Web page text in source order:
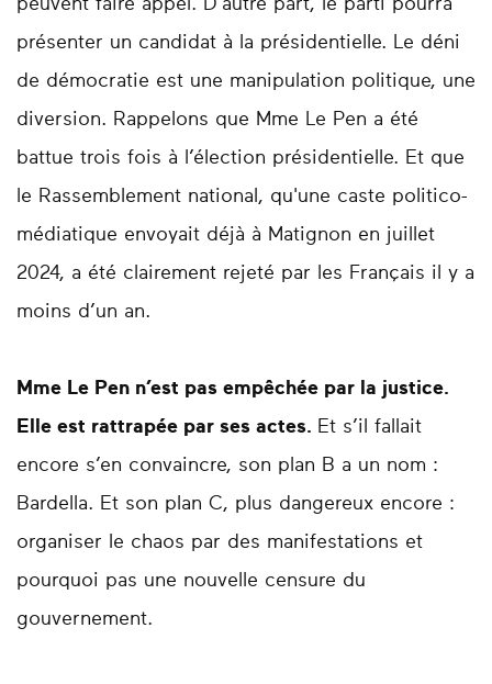
peuvent faire appel. D'autre part, le parti pourra
présenter un candidat à la présidentielle. Le déni
de démocratie est une manipulation politique, une
diversion. Rappelons que Mme Le Pen a été
battue trois fois à l’élection présidentielle. Et que
le Rassemblement national, qu'une caste politico-
médiatique envoyait déjà à Matignon en juillet
2024, a été clairement rejeté par les Français il y a
moins d’un an.
Mme Le Pen n’est pas empêchée par la justice.
Elle est rattrapée par ses actes. Et s’il fallait
encore s’en convaincre, son plan B a un nom :
Bardella. Et son plan C, plus dangereux encore :
organiser le chaos par des manifestations et
pourquoi pas une nouvelle censure du
gouvernement.